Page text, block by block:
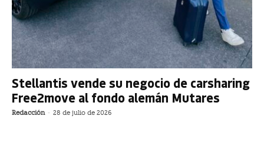
Stellantis vende su negocio de carsharing
Free2move al fondo alemán Mutares
Redacción - 28 de julio de 2026